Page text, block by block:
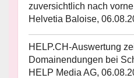
zuversichtlich nach vorne
Helvetia Baloise,
HELP.CH-Auswertung
Domainendungen bei
HELP Media AG,